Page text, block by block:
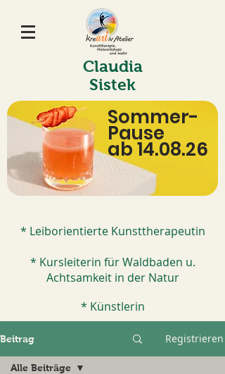
Claudia
Sistek
Sommer-
Pause
ab 14.08.26
* Leiborientierte Kunsttherapeutin
* Kursleiterin für Waldbaden u.
Achtsamkeit in der Natur
* Künstlerin​
Beitrag Registrieren
Alle Beiträge